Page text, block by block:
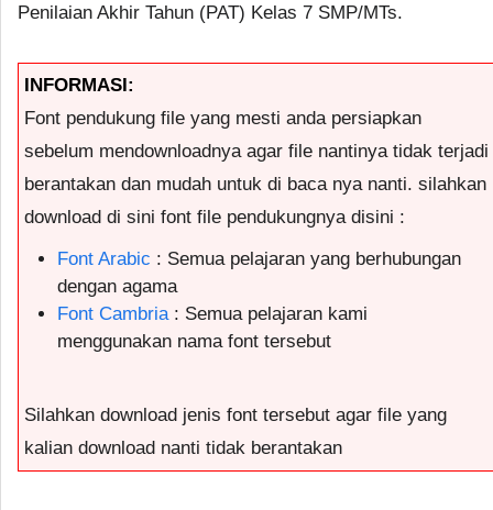
Penilaian Akhir Tahun (PAT) Kelas 7 SMP/MTs.
INFORMASI:
Font pendukung file yang mesti anda persiapkan
sebelum mendownloadnya agar file nantinya tidak terjadi
berantakan dan mudah untuk di baca nya nanti. silahkan
download di sini font file pendukungnya disini :
Font Arabic : Semua pelajaran yang berhubungan
dengan agama
Font Cambria: Semua pelajaran kami
menggunakan nama font tersebut
Silahkan download jenis font tersebut agar file yang
kalian download nanti tidak berantakan